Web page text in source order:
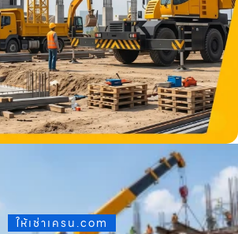
ให้เช่าเครน.com